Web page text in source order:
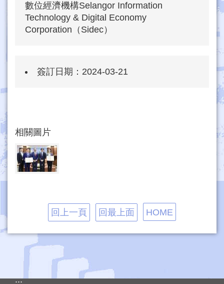
數位經濟機構Selangor Information
Technology & Digital Economy
Corporation（Sidec）
簽訂日期： 2024-03-21
相關圖片
回上一頁 回最上面 HOME